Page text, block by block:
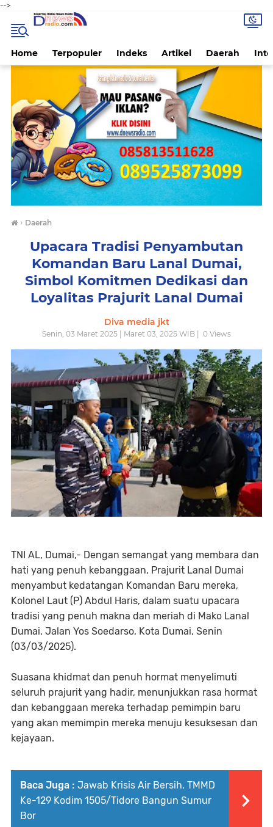
-->
Home Terpopuler Indeks Artikel Daerah
› Daerah
Upacara Tradisi Penyambutan
Komandan Baru Lanal Dumai,
Simbol Komitmen Dedikasi dan
Loyalitas Prajurit Lanal Dumai
Diva media jkt
Senin, 03 Maret 2025 | Maret 03, 2025 WIB | 0 Views
TNI AL, Dumai,- Dengan semangat yang membara dan
hati yang penuh kebanggaan, Prajurit Lanal Dumai
menyambut kedatangan Komandan Baru mereka,
Kolonel Laut (P) Abdul Haris, dalam suatu upacara
tradisi yang penuh makna dan meriah di Mako Lanal
Dumai, Jalan Yos Soedarso, Kota Dumai, Senin
(03/03/2025).
Suasana khidmat dan penuh hormat menyelimuti
seluruh prajurit yang hadir, menunjukkan rasa hormat
dan kebanggaan mereka terhadap pemimpin baru
yang akan memimpin mereka menuju kesuksesan dan
kejayaan.
Baca Juga : Jawab Krisis Air Bersih, TMMD
Ke-129 Kodim 1505/Tidore Bangun Sumur
Bor